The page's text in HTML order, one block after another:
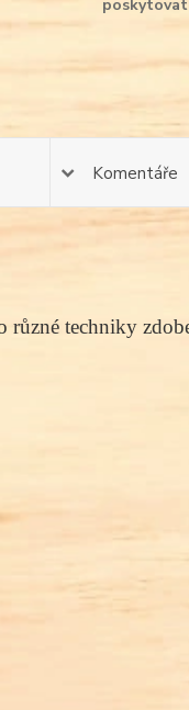
Komentáře
různé techniky